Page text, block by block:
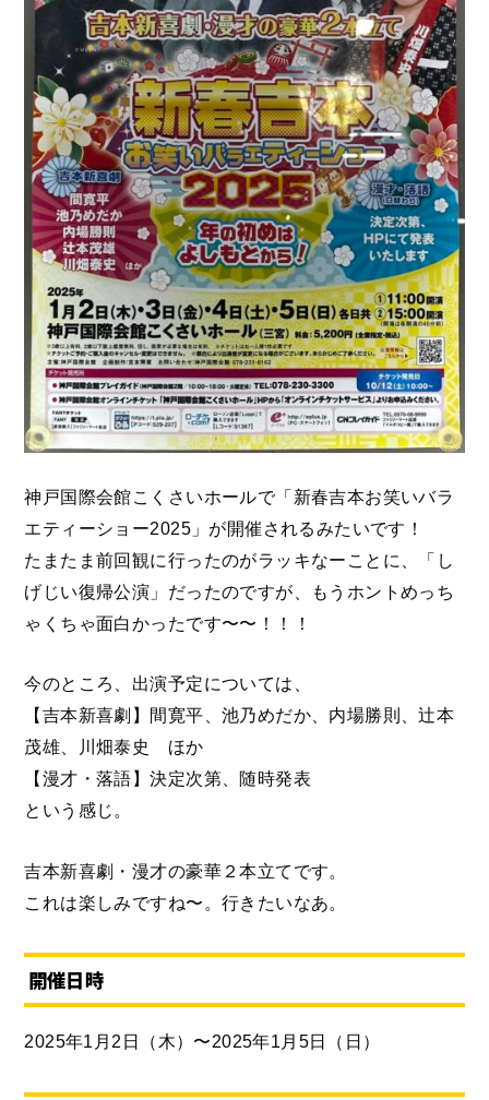
神戸国際会館こくさいホールで「新春吉本お笑いバラ
エティーショー2025」が開催されるみたいです！
たまたま前回観に行ったのがラッキなーことに、「し
げじい復帰公演」だったのですが、もうホントめっち
ゃくちゃ面白かったです〜〜！！！
今のところ、出演予定については、
【吉本新喜劇】間寛平、池乃めだか、内場勝則、辻本
茂雄、川畑泰史 ほか
【漫才・落語】決定次第、随時発表
という感じ。
吉本新喜劇・漫才の豪華２本立てです。
これは楽しみですね〜。行きたいなあ。
開催日時
2025年1月2日（木）〜2025年1月5日（日）